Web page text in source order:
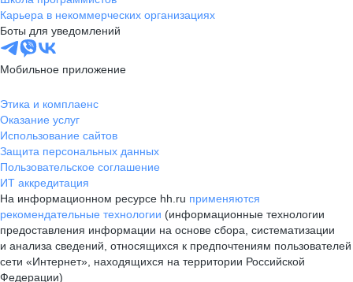
Карьера в некоммерческих организациях
Боты для уведомлений
Мобильное приложение
Этика и комплаенс
Оказание услуг
Использование сайтов
Защита персональных данных
Пользовательское соглашение
ИТ аккредитация
На информационном ресурсе hh.ru применяются
рекомендательные технологии (информационные технологии
предоставления информации на основе сбора, систематизации
и анализа сведений, относящихся к предпочтениям пользователей
сети «Интернет», находящихся на территории Российской
Федерации)